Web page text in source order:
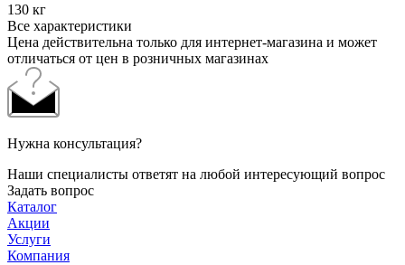
130 кг
Все характеристики
Цена действительна только для интернет-магазина и может
отличаться от цен в розничных магазинах
Нужна консультация?
Наши специалисты ответят на любой интересующий вопрос
Задать вопрос
Каталог
Акции
Услуги
Компания